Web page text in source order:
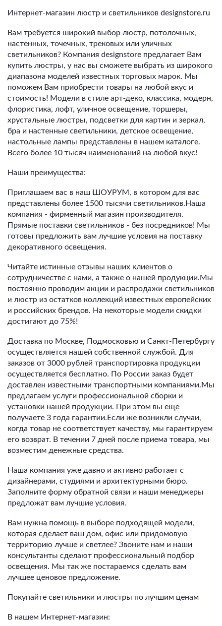
Интернет-магазин люстр и светильников designstore.ru
Вам требуется широкий выбор люстр, потолочных,
настенных, точечных, трековых или уличных
светильников? Компания designstore предлагает Вам
купить люстры, у нас вы сможете выбрать из широкого
диапазона моделей известных торговых марок. Мы
поможем Вам приобрести товары на любой вкус и
стоимость! Модели в стиле арт-деко, классика, модерн,
флористика, лофт, уличное освещение, торшеры,
хрустальные люстры, подсветки для картин и зеркал,
бра и настенные светильники, детское освещение,
настольные лампы представлены в нашем каталоге.
Всего более 10 тысяч наименований на любой вкус!
Наши преимущества:
Приглашаем вас в наш ШОУРУМ, в котором для вас
представлены более 1500 тысячи светильников.Наша
компания - фирменный магазин производителя.
Прямые поставки светильников - без посредников! Мы
готовы предложить вам лучшие условия на поставку
декоративного освещения.
Читайте истинные отзывы наших клиентов о
сотрудничестве с нами, а также о нашей продукции.Мы
постоянно проводим акции и распродажи светильников
и люстр из остатков коллекций известных европейских
и российских брендов. На некоторые модели скидки
достигают до 75%!
Доставка по Москве, Подмосковью и Санкт-Петербургу
осуществляется нашей собственной службой. Для
заказов от 3000 рублей транспортировка продукции
осуществляется бесплатно. По России заказ будет
доставлен известными транспортными компаниями.Мы
предлагаем услуги профессиональной сборки и
установки нашей продукции. При этом вы еще
получаете 3 года гарантии.Если же возникли случаи,
когда товар не соответствует качеству, мы гарантируем
его возврат. В течении 7 дней после приема товара, мы
возместим денежные средства.
Наша компания уже давно и активно работает с
дизайнерами, студиями и архитектурными бюро.
Заполните форму обратной связи и наши менеджеры
предложат вам лучшие условия.
Вам нужна помощь в выборе подходящей модели,
которая сделает ваш дом, офис или придомовую
территорию лучше и светлее? Звоните нам и наши
консультанты сделают профессиональный подбор
освещения. Мы так же постараемся сделать вам
лучшее ценовое предложение.
Покупайте светильники и люстры по лучшим ценам
В нашем Интернет-магазин: